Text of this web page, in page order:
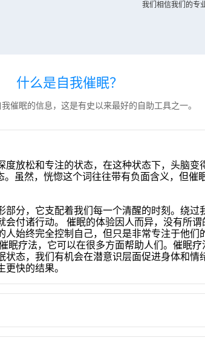
我们相信我们的专
什么是自我催眠？
催眠的信息，这是有史以来最好的自助工具之一。
放松和专注的状态，在这种状态下，头脑
虽然，恍惚这个词往往带有负面含义，但
分，它支配着我们每一个清醒的时刻。绕过
付诸行动。 催眠的体验因人而异，没有所
始终完全控制自己，但只是非常专注于他
眠疗法，它可以在很多方面帮助人们。催眠
态，我们有机会在潜意识层面促进身体和
快的结果。